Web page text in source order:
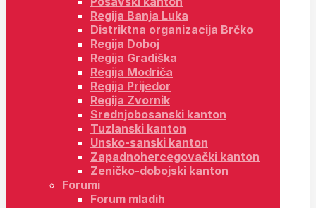
Regija Banja Luka
Distriktna organizacija Brčko
Regija Doboj
Regija Gradiška
Regija Modriča
Regija Prijedor
Regija Zvornik
Srednjobosanski kanton
Tuzlanski kanton
Unsko-sanski kanton
Zapadnohercegovački kanton
Zeničko-dobojski kanton
Forumi
Forum mladih